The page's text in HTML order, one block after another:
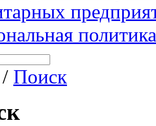
политика
/ Поиск